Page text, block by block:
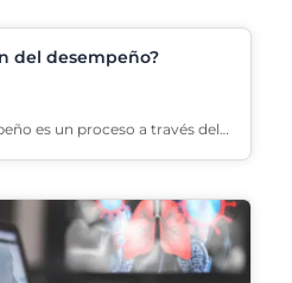
del desempeño?
es un proceso a través del…